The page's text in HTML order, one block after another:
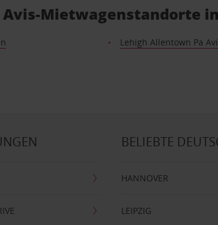
Avis-Mietwagenstandorte
Lehigh Allentown Pa
BELIEBTE
HANNOVER
LEIPZIG